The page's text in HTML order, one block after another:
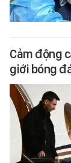
Cảm động
giới bóng